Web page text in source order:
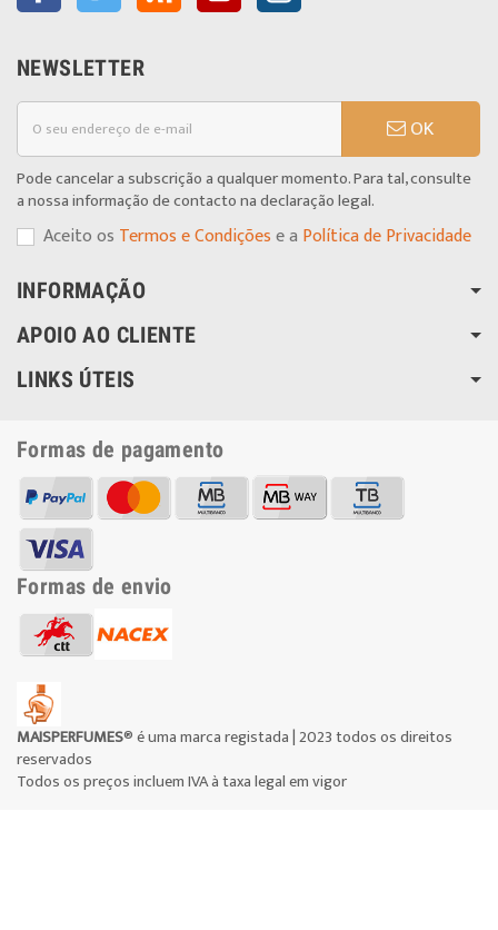
NEWSLETTER
OK
Pode cancelar a subscrição a qualquer momento. Para tal, consulte
a nossa informação de contacto na declaração legal.
Aceito os Termos e Condiçõese a Política de Privacidade
INFORMAÇÃO
APOIO AO CLIENTE
LINKS ÚTEIS
Formas de pagamento
Formas de envio
MAISPERFUMES® é uma marca registada | 2023 todos os direitos
reservados
Todos os preços incluem IVA à taxa legal em vigor